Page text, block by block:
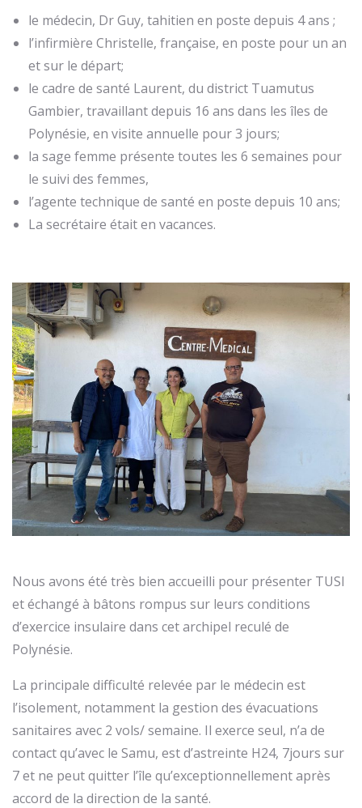
le médecin, Dr Guy, tahitien en poste depuis 4 ans ;
l’infirmière Christelle, française, en poste pour un an
et sur le départ;
le cadre de santé Laurent, du district Tuamutus
Gambier, travaillant depuis 16 ans dans les îles de
Polynésie, en visite annuelle pour 3 jours;
la sage femme présente toutes les 6 semaines pour
le suivi des femmes,
l’agente technique de santé en poste depuis 10 ans;
La secrétaire était en vacances.
Nous avons été très bien accueilli pour présenter TUSI
et échangé à bâtons rompus sur leurs conditions
d’exercice insulaire dans cet archipel reculé de
Polynésie.
La principale difficulté relevée par le médecin est
l’isolement, notamment la gestion des évacuations
sanitaires avec 2 vols/ semaine. Il exerce seul, n’a de
contact qu’avec le Samu, est d’astreinte H24, 7jours sur
7 et ne peut quitter l’île qu’exceptionnellement après
accord de la direction de la santé.